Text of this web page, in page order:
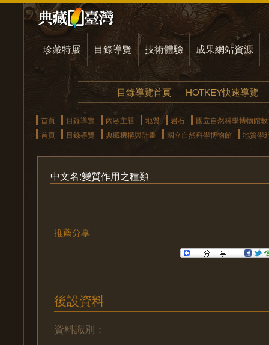
珍藏特展 目錄導覽 技術體驗 成果網站資源
目錄導覽首頁 HOTKEY快速導覽
首頁 目錄導覽 內容主題 地質 岩石
國立自然科學博物館
首頁
目錄導覽 典藏機構與計畫 國立自然科學博物館 地質學
中文名:變質作用之種類
推薦分享
後設資料
資料識別：